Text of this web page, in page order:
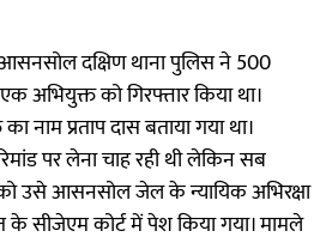
दक्षिण थाना पुलिस ने 500
अभियुक्त को गिरफ्तार किया था।
नाम प्रताप दास बताया गया था।
पर लेना चाह रही थी लेकिन सब
को उसे आसनसोल जेल के न्यायिक अभिरक्षा
सीजेएम कोर्ट में पेश किया गया। मामले